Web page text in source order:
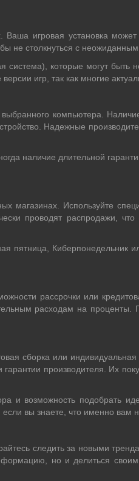
игровая установка
не столкнуться с
система), которые могут
игр, так как многие
компьютера.
Надежные
наличие длительной
магазинах. Используйте
проводят распродажи,
пятница, Киберпонедельник
рассрочки или
расходам на
сборка или
производителя. Их
и возможность подобрать
если вы знаете, что именно вам
следить за новыми
но и делиться